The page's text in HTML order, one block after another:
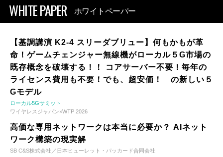
WHITE PAPER ホワイトペーパー
【基調講演 K2-4 スリーダブリュー】何もかもが革
命！ゲームチェンジャー無線機がローカル５G市場の
既存概念を破壊する！！ コアサーバー不要！毎年の
ライセンス費用も不要！でも、超安価！ の新しい５
Gモデル
ローカル5Gサミット
ワイヤレスジャパン×WTP 2026
高価な専用ネットワークは本当に必要か？ AIネット
ワーク構築の現実解
SB C&S株式会社／日本ヒューレット・パッカード合同会社